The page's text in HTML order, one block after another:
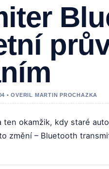
• OVERIL MARTIN PROCHAZKA
ten okamžik, kdy staré
změní – Bluetooth